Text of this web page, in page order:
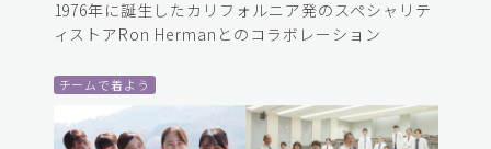
1976年に誕生したカリフォルニア発のスペシャリテ
ィストアRon Hermanとのコラボレーション
チームで着よう